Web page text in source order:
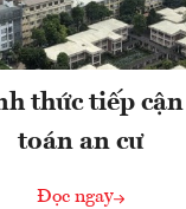
thức tiếp
toán an cư
Đọc ngay